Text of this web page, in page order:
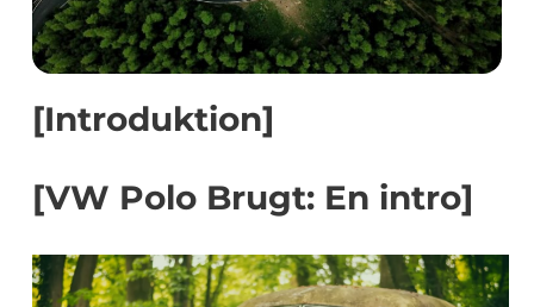
[Introduktion]
[VW Polo Brugt: En intro]